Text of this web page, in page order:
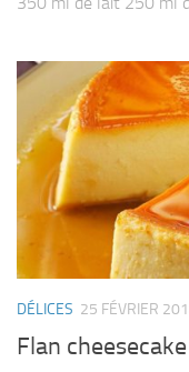
DÉLICES 25 FÉVRIER
Flan cheesecake